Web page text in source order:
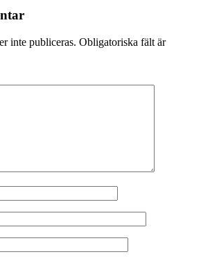
inte publiceras. Obligatoriska fält är